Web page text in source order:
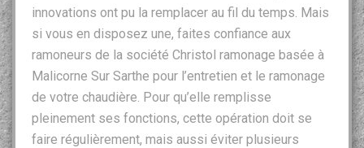
innovations ont pu la remplacer au fil du temps. Mais
si vous en disposez une, faites confiance aux
ramoneurs de la société Christol ramonage basée à
Malicorne Sur Sarthe pour l’entretien et le ramonage
de votre chaudière. Pour qu’elle remplisse
pleinement ses fonctions, cette opération doit se
faire régulièrement, mais aussi éviter plusieurs